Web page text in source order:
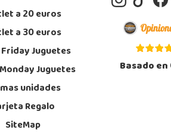
a 20 euros
a 30 euros
Juguetes
Juguetes
unidades
Regalo
SiteMap
Basado en